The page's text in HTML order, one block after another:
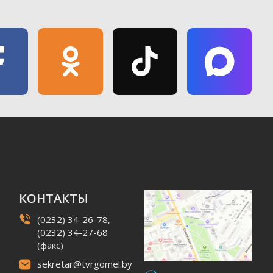
КОНТАКТЫ
(0232) 34-26-78,
(0232) 34-27-68
(факс)
sekretar@tvrgomel.by